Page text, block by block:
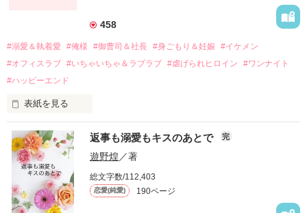
それから約十二年後。
過去の傷から、二度と会いたくないと思っていた哲平に
運命のような再会を果たす。
酔った勢いで一夜を共にしてしまった。
さらに、美桜が初めてだと知った哲平は
『責任をとる、結婚しよう』と真っ直ぐに告げてきた。
戸惑う美桜とは裏腹に、好きという気持ちを隠すことなく
甘やかしてくる。
そんなある日、哲平は美桜がストーカー被害に
遭っていることを知る。
美桜を守るため、哲平は同居を提案してきて――。
458
#溺愛＆執着愛 #俺様 #御曹司＆社長 #身ごもり＆妊娠 #イケメン
#オフィスラブ #いちゃいちゃ＆ラブラブ #虐げられヒロイン
#ワンナイト
#ハッピーエンド
表紙を見る
おかしな噂を流されて前の職場でうまくいかなかった梅田美
桜は、海外で傷心旅行をしていたところ、日本人美青年と出会
い、酒の勢いもあり一夜限りの関係となる。
帰国後、美桜は新しい職場でワンナイトした美青年と再会。
なんと彼の正体は、とある財閥御曹司にも関わらず、一族を離
れて起業した新進気鋭の実業家、社内でも冷徹だと評判な社長
――御影恭司その人だったのだ――！
返事も溺愛もキスのあとで 完
遊野煌 ／著
総文字数/112,403
恋愛(純愛) 190ページ